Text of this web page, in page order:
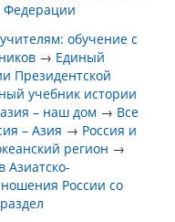
Федерации
обучение с
→ Единый
Президентской
учебник истории
– наш дом → Все
– Азия → Россия и
регион →
России со